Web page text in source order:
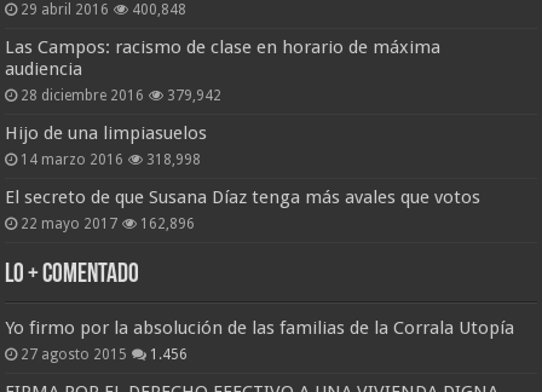
29 abril 2016 400,848
Las Campos: racismo de clase en horario de máxima
audiencia
28 diciembre 2016 379,942
Hijo de una limpiasuelos
14 marzo 2016 318,998
El secreto de que Susana Díaz tenga más avales que votos
22 mayo 2017 162,896
Lo + Comentado
Yo firmo por la absolución de las familias de la Corrala Utopía
27 agosto 2015 1.456